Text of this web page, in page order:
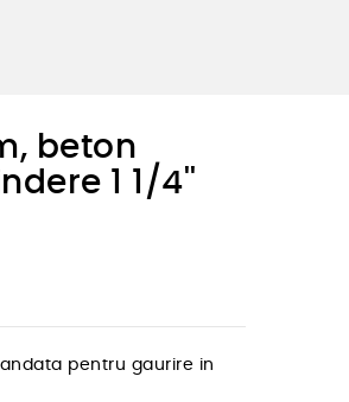
beton
1 1/4''
pentru gaurire in